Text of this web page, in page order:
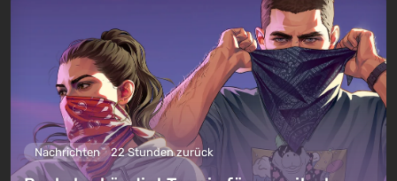
Nachrichten 22 Stunden zurück